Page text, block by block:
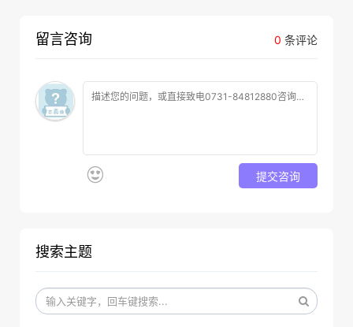
0 条评论
留言咨询
提交咨询
搜索主题